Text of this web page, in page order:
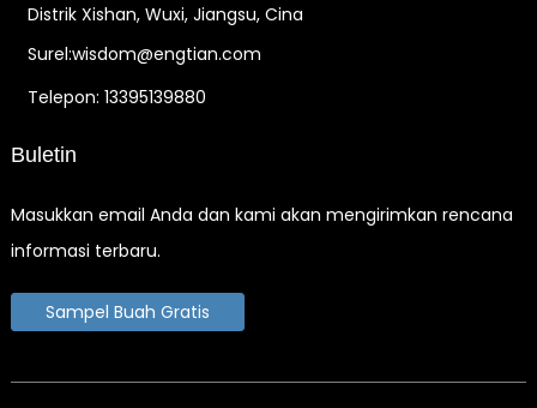
Distrik Xishan, Wuxi, Jiangsu, Cina
Surel:wisdom@engtian.com
Telepon: 13395139880
Buletin
Masukkan email Anda dan kami akan mengirimkan rencana
informasi terbaru.
Sampel Buah Gratis